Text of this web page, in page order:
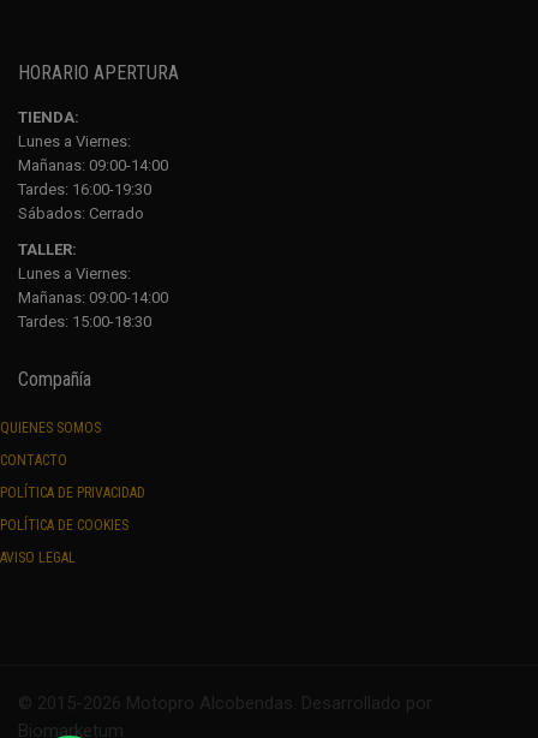
HORARIO APERTURA
TIENDA:
Lunes a Viernes:
Mañanas: 09:00-14:00
Tardes: 16:00-19:30
Sábados: Cerrado
TALLER:
Lunes a Viernes:
Mañanas: 09:00-14:00
Tardes: 15:00-18:30
Compañía
QUIENES SOMOS
CONTACTO
POLÍTICA DE PRIVACIDAD
POLÍTICA DE COOKIES
AVISO LEGAL
© 2015-2026 Motopro Alcobendas. Desarrollado por
Biomarketum